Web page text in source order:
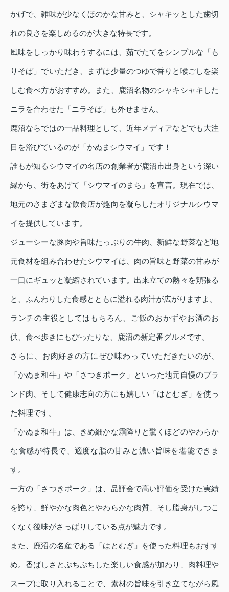
かげで、雑味が少なくほのかな甘みと、シャキッとした歯切
れの良さを楽しめるのが大きな特長です。
風味をしっかり味わうするには、茹でたてをシンプルな「も
りそば」でいただき、まずは少量のつゆで香りと喉ごしを楽
しむ食べ方がおすすめ。また、鹿沼名物のシャキシャキした
ニラを合わせた「ニラそば」も外せません。
鹿沼ならではの一品料理として、近年メディアなどでも大注
目を浴びているのが「かぬまシウマイ」です！
誰もが知るシウマイの名店の創業者が鹿沼市出身という深い
縁から、街をあげて「シウマイのまち」を宣言。現在では、
地元のさまざまな飲食店が趣向を凝らしたオリジナルシウマ
イを提供しています。
ジューシーな豚肉や旨味たっぷりの牛肉、新鮮な野菜など地
元食材を組み合わせたシウマイは、肉の旨味と野菜の甘みが
一口にギュッと凝縮されています。出来立ての熱々を頬張る
と、ふんわりした食感とともに溢れる肉汁が広がりますよ。
ランチの主役としてはもちろん、ご飯のおかずやお酒のお
供、食べ歩きにもぴったりな、鹿沼の新定番グルメです。
さらに、お肉好きの方にぜひ味わっていただきたいのが、
「かぬま和牛」や「さつきポーク」といった地元自慢のブラ
ンド肉、そして健康志向の方にも嬉しい「はとむぎ」を使っ
た料理です。
「かぬま和牛」は、きめ細かな霜降りと驚くほどのやわらか
な食感が特長で、適度な脂の甘みと濃い旨味を堪能できま
す。
一方の「さつきポーク」は、品評会で高い評価を受けた実績
を誇り、鮮やかな肉色とやわらかな肉質、そし脂身がしつこ
くなく後味がさっぱりしている点が魅力です。
また、鹿沼の名産である「はとむぎ」を使った料理もおすす
め。香ばしさとぷちぷちした楽しい食感が加わり、肉料理や
スープに取り入れることで、素材の旨味を引き立てながら風